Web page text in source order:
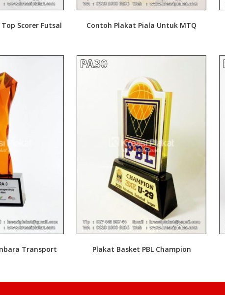
Scorer Futsal Contoh Plakat Piala Untuk MTQ
Transport Plakat Basket PBL Champion